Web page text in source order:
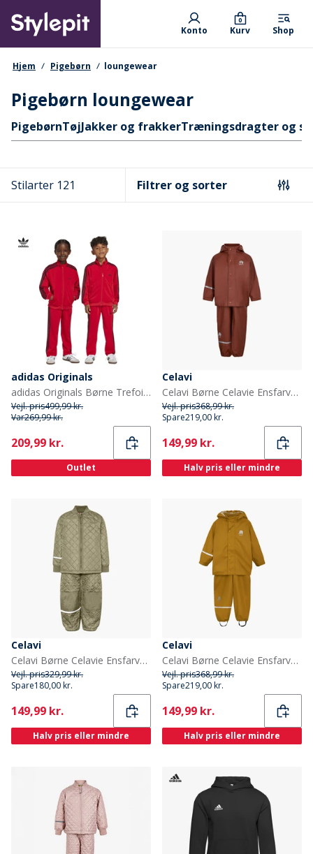
main
content
Primary departments
Konto Kurv
0
Shop
navigationssti
Hjem Pigebørn loungewear
Pigebørn loungewear
Hurtige links
PigebørnTøjJakker og frakkerTræningsdragter og
Stilarter 121 Filtrer og sorter
adidas Originals
adidas Originals Børne Trefoil Firebird Tracksuit Better Scarlet/Sort
Vejl. pris499,99 kr.
Var269,99 kr.
Current
209,99 kr.
Outlet
Celavi
Celavi Børne Celavie Ensfarvet PU Basis Regntøjs Sæt Tortoise Shell
Vejl. pris368,99 kr.
Spare219,00 kr.
Current
149,99 kr.
Halv pris eller mindre
Celavi
Celavi Børne Celavie Ensfarvet Basis Termosæt Khaki
Vejl. pris329,99 kr.
Spare180,00 kr.
Current
149,99 kr.
Halv pris eller mindre
Celavi
Celavi Børne Celavie Ensfarvet PU Basis Regntøjs Sæt Buckthorn Brown
Vejl. pris368,99 kr.
Spare219,00 kr.
Current
149,99 kr.
Halv pris eller mindre